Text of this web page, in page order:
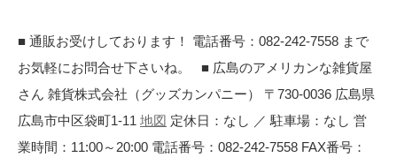
■ 通販お受けしております！ 電話番号：082-242-7558 まで
お気軽にお問合せ下さいね。 ■ 広島のアメリカンな雑貨屋
さん 雑貨株式会社（グッズカンパニー） 〒730-0036 広島県
広島市中区袋町1-11 地図 定休日：なし ／ 駐車場：なし 営
業時間：11:00～20:00 電話番号：082-242-7558 FAX番号：